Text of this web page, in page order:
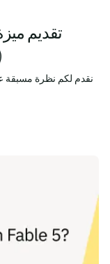
تقديم
الكاملة»
نقدم لكم نظرة مسبقة